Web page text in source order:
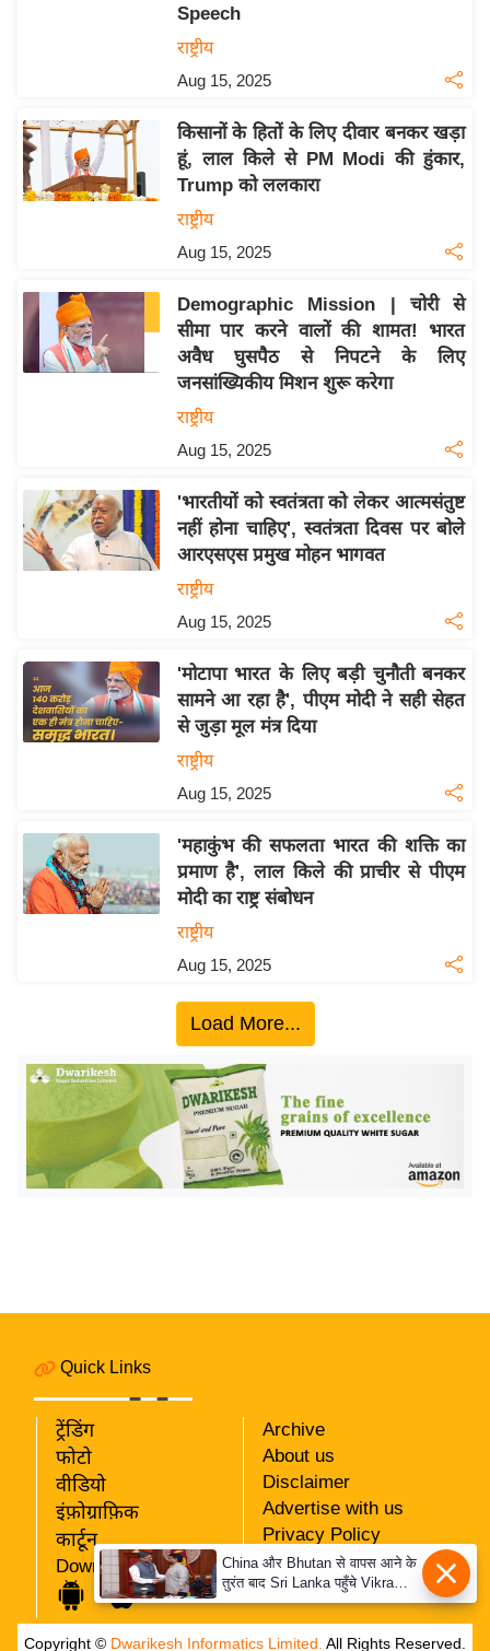
2
6
क्रा
इ
-
पे
प
बे
मि
ख्सि
य
त
इं
या
सा
त
टो
र्ल्ड
नो
ज
वु
Speech
राष्ट्रीय
Aug 15, 2025
किसानों के हितों के लिए दीवार बनकर खड़ा
हूं, लाल किले से PM Modi की हुंकार,
Trump को ललकारा
राष्ट्रीय
Aug 15, 2025
Demographic Mission | चोरी से
सीमा पार करने वालों की शामत! भारत
अवैध घुसपैठ से निपटने के लिए
जनसांख्यिकीय मिशन शुरू करेगा
राष्ट्रीय
Aug 15, 2025
'भारतीयों को स्वतंत्रता को लेकर आत्मसंतुष्ट
नहीं होना चाहिए', स्वतंत्रता दिवस पर बोले
आरएसएस प्रमुख मोहन भागवत
राष्ट्रीय
Aug 15, 2025
'मोटापा भारत के लिए बड़ी चुनौती बनकर
सामने आ रहा है', पीएम मोदी ने सही सेहत
से जुड़ा मूल मंत्र दिया
राष्ट्रीय
Aug 15, 2025
'महाकुंभ की सफलता भारत की शक्ति का
प्रमाण है', लाल किले की प्राचीर से पीएम
मोदी का राष्ट्र संबोधन
राष्ट्रीय
Aug 15, 2025
Load More...
Quick Links
ट्रेंडिंग
फोटो
वीडियो
इंफ़ोग्राफ़िक
कार्टून
Download App
Archive
About us
Disclaimer
Advertise with us
Privacy Policy
RSS
Our Team
Copyright © Dwarikesh Informatics Limited. All Rights Reserved.
China और Bhutan से वापस आने के
तुरंत बाद Sri Lanka पहुँचे Vikram
Misri, भारत के जबरदस्त दाँव से
दुनिया हुई हैरान